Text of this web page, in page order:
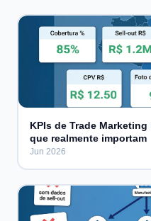
KPIs de Trade
que realmente importam
Jun 2026